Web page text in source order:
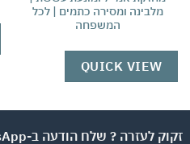
מלבינה ומסירה כתמים | לכל
המשפחה
QUICK VIEW